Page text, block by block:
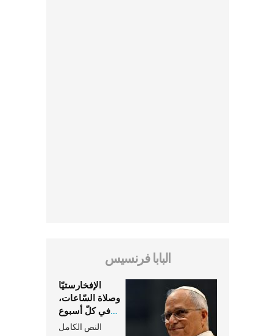
البابا فرنسيس
الإفخارستيّا
وصلاة السّاعات،
في كلّ أسبوع
وكلّ يوم، هما
النص الكامل